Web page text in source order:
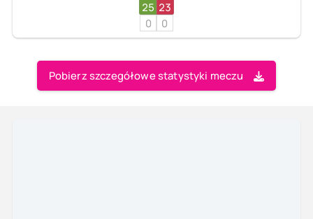
25 23
0
0
Pobierz szczegółowe statystyki meczu